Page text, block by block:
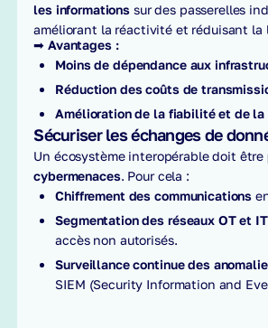
les informations sur des passerelles
améliorant la réactivité et réduisant la
➡Avantages :
Moins de dépendance aux
Réduction des coûts de
Amélioration de la fiabilité et de la
Sécuriser les échanges de
Un écosystème interopérable doit être
cybermenaces. Pour cela :
Chiffrement des communications
Segmentation des réseaux OT et IT
accès non autorisés.
Surveillance continue des
SIEM (Security Information and